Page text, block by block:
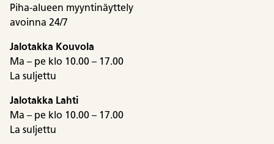
Piha-alueen myyntinäyttely
avoinna 24/7
Jalotakka Kouvola
Ma – pe klo 10.00 – 17.00
La suljettu
Jalotakka Lahti
Ma – pe klo 10.00 – 17.00
La suljettu